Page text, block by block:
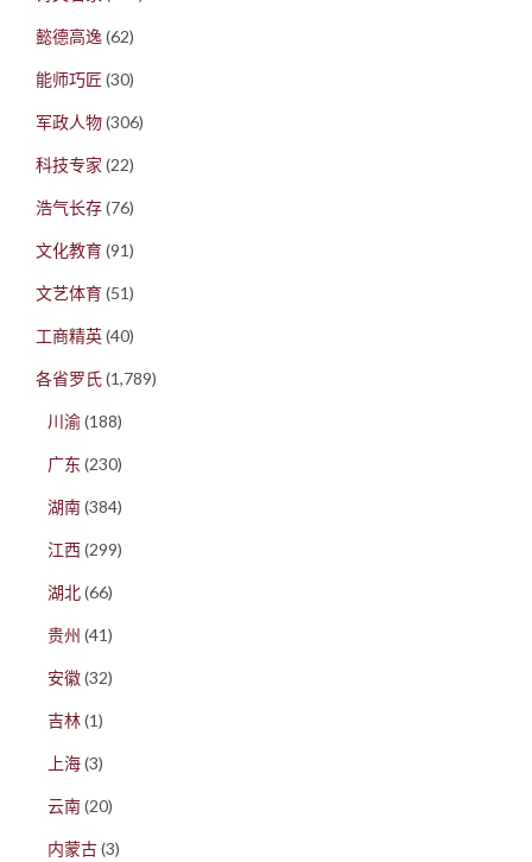
懿德高逸(62)
能师巧匠 (30)
军政人物(306)
科技专家 (22)
浩气长存(76)
文化教育(91)
文艺体育(51)
工商精英(40)
各省罗氏(1,789)
川渝(188)
广东 (230)
湖南(384)
江西(299)
湖北(66)
贵州 (41)
安徽(32)
吉林(1)
上海(3)
云南(20)
内蒙古(3)